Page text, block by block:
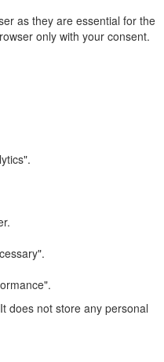
as they are essential for the
only with your consent.
does not store any personal